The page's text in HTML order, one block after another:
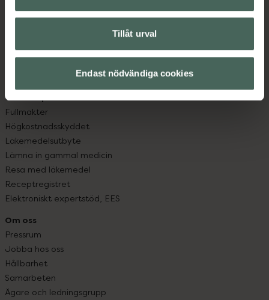
Tillåt urval
Endast nödvändiga cookies
Leverans, betalning och retur
App
Om recept och läkemedel
Fullmakter
Högkostnadsskyddet
Läkemedelsutbyte
Lämna in gammal medicin
Resa med läkemedel
Receptregistret
Elektroniskt expertstöd, EES
Om oss
Pressrum
Jobba hos oss
Hållbarhet
Samarbeten
Ägare och ledningsgrupp